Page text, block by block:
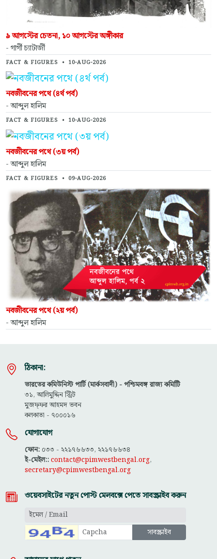
৯ আগস্টের চেতনা, ১০ আগস্টের অঙ্গীকার
- গার্গী চ্যাটার্জী
FACT & FIGURES • 10-AUG-2026
নবজীবনের পথে (৪র্থ পর্ব)
- আব্দুল হালিম
FACT & FIGURES • 10-AUG-2026
নবজীবনের পথে (৩য় পর্ব)
- আব্দুল হালিম
FACT & FIGURES • 09-AUG-2026
নবজীবনের পথে (২য় পর্ব)
- আব্দুল হালিম
ঠিকানা:
ভারতের কমিউনিস্ট পার্টি (মার্কসবাদী) - পশ্চিমবঙ্গ রাজ্য কমিটিি
৩১, আলিমুদ্দিন স্ট্রিট
মুজফ্ফ‌র আহমদ ভবন
কলকাতা - ৭০০০১৬
যোগাযোগ
ফোন: ০৩৩ - ২২১৭৬৬৩৩, ২২১৭৬৬৩৪
ই-মেইল::contact@cpimwestbengal.org,
secretary@cpimwestbengal.org
ওয়েবসাইটের নতুন পোস্ট মেলবক্সে পেতে সাবস্ক্রাইব করুন